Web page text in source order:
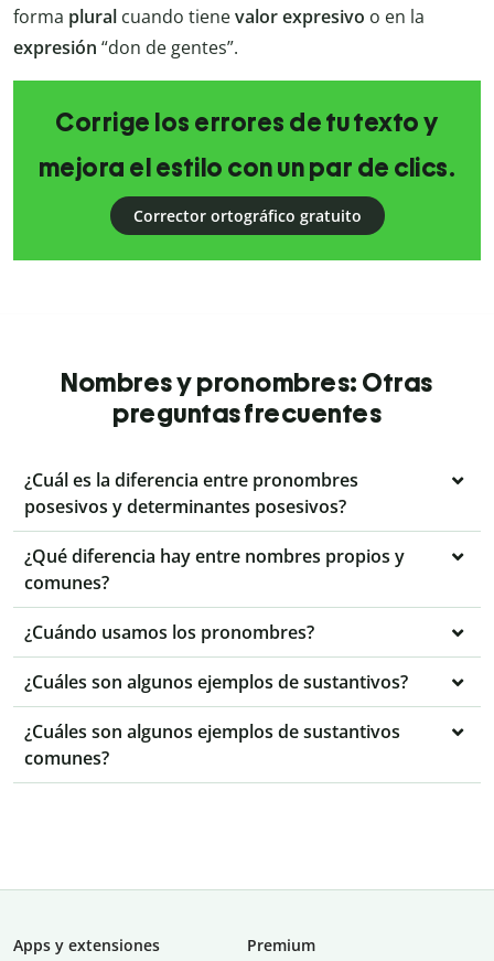
forma plural cuando tienevalorexpresivo o en la
expresión “don de gentes”.
Corrige los errores de tu texto y
mejora el estilo con un par de clics.
Corrector ortográfico gratuito
Nombres y pronombres: Otras
preguntas frecuentes
¿Cuál es la diferencia entre pronombres
posesivos y determinantes posesivos?
¿Qué diferencia hay entre nombres propios y
comunes?
¿Cuándo usamos los pronombres?
¿Cuáles son algunos ejemplos de sustantivos?
¿Cuáles son algunos ejemplos de sustantivos
comunes?
Apps y extensiones
Premium